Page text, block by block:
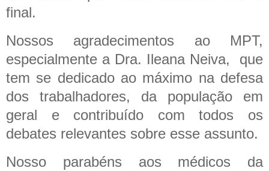
final.
Nossos agradecimentos ao MPT,
especialmente a Dra. Ileana Neiva, que
tem se dedicado ao máximo na defesa
dos trabalhadores, da população em
geral e contribuído com todos os
debates relevantes sobre esse assunto.
Nosso parabéns aos médicos da